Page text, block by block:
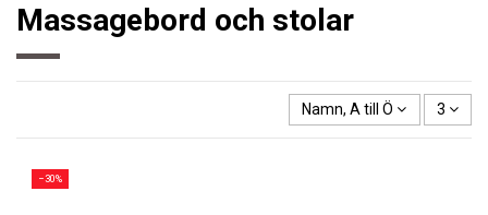
Massagebord och stolar
Namn, A till Ö 3
−30%